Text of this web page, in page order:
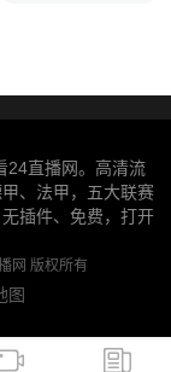
24直播网。高清流
、法甲，五大联赛
插件、免费，打开
网 版权所有
图